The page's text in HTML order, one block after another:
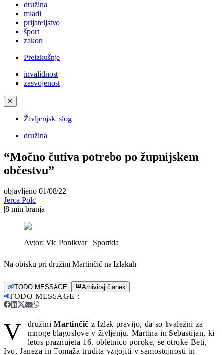
družina
mladi
prijateljstvo
šport
zakon
Preizkušnje
invalidnost
zasvojenost
✕
Življenjski slog
družina
“Močno čutiva potrebo po župnijskem
občestvu”
objavljeno 01/08/22|
Jerca Polc
|8 min branja
Avtor: Vid Ponikvar | Sportida
Na obisku pri družini Martinčič na Izlakah
TODO MESSAGE Arhiviraj članek
TODO MESSAGE :
V družini Martinčič z Izlak pravijo, da so hvaležni za
mnoge blagoslove v življenju. Martina in Sebastijan, ki
letos praznujeta 16. obletnico poroke, se otroke Beti,
Ivo, Janeza in Tomaža trudita vzgojiti v samostojnosti in